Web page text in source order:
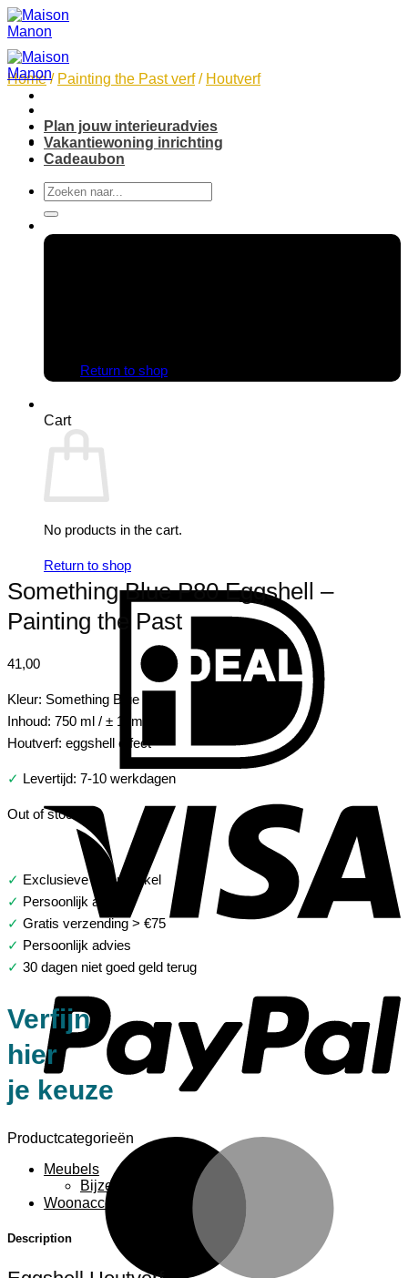
Skip
to
content
Plan jouw interieuradvies
Vakantiewoning inrichting
Cadeaubon
Search
for:
Return to shop
Cart
No products in the cart.
Return to shop
Home / Painting the Past verf / Houtverf
Something Blue P80 Eggshell –
Painting the Past
41,00
Kleur: Something Blue P80
Inhoud: 750 ml / ± 10m2
Houtverf: eggshell effect
✓ Levertijd: 7-10 werkdagen
Out of stock
✓ Exclusieve woonwinkel
✓ Persoonlijk advies
✓ Gratis verzending > €75
✓ Persoonlijk advies
✓ 30 dagen niet goed geld terug
Verfijn
hier
je keuze
Productcategorieën
Meubels
Bijzettafels
Woonaccessoires
Description